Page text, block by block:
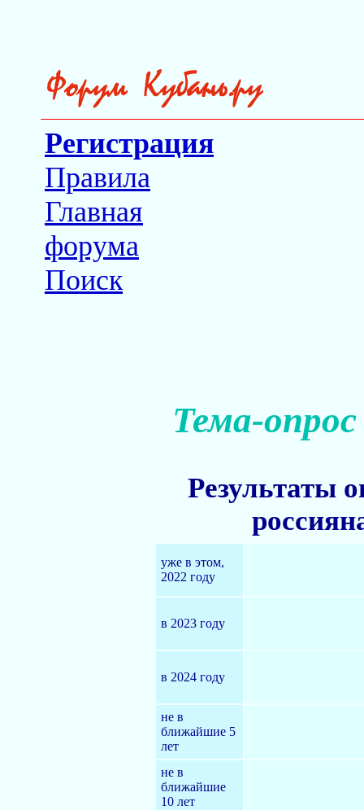
Регистрация
Правила
Главная
форума
Поиск
Тема-
Результаты
уже в этом,
2022 году
в 2023 году
в 2024 году
не в
ближайшие 5
лет
не в
ближайшие
10 лет